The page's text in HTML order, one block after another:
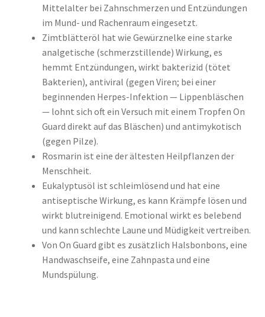
Mittelalter bei Zahnschmerzen und Entzündungen
im Mund- und Rachenraum eingesetzt.
Zimtblätteröl hat wie Gewürznelke eine starke
analgetische (schmerzstillende) Wirkung, es
hemmt Entzündungen, wirkt bakterizid (tötet
Bakterien), antiviral (gegen Viren; bei einer
beginnenden Herpes-Infektion — Lippenbläschen
— lohnt sich oft ein Versuch mit einem Tropfen On
Guard direkt auf das Bläschen) und antimykotisch
(gegen Pilze).
Rosmarin ist eine der ältesten Heilpflanzen der
Menschheit.
Eukalyptusöl ist schleimlösend und hat eine
antiseptische Wirkung, es kann Krämpfe lösen und
wirkt blutreinigend. Emotional wirkt es belebend
und kann schlechte Laune und Müdigkeit vertreiben.
Von On Guard gibt es zusätzlich Halsbonbons, eine
Handwaschseife, eine Zahnpasta und eine
Mundspülung.